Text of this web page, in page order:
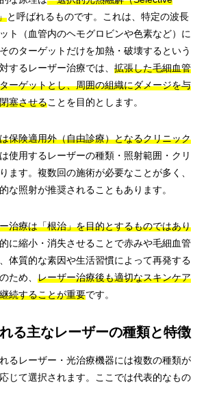
と呼ばれるものです。これは、特定の波長
ト（血管内のヘモグロビンや色素など）に
のターゲットだけを加熱・破壊するという
するレーザー治療では、 拡張した毛細血管
ーゲットとし、周囲の組織にダメージを与
塞させることを目的とします。
保険適用外（自由診療）となるクリニック
使用するレーザーの種類・照射範囲・クリ
ます。複数回の施術が必要なことが多く、
な照射が推奨されることもあります。
治療は「根治」を目的とするものではあり
に縮小・消失させることで赤みや毛細血管
体質的な素因や生活習慣によって再発する
ため、 レーザー治療後も適切なスキンケア
続することが重要です。
る主なレーザーの種類と特徴
るレーザー・光治療機器には複数の種類が
じて選択されます。ここでは代表的なもの